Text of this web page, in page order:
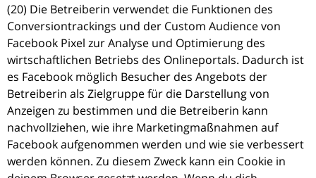
(20) Die Betreiberin verwendet die Funktionen des
Conversiontrackings und der Custom Audience von
Facebook Pixel zur Analyse und Optimierung des
wirtschaftlichen Betriebs des Onlineportals. Dadurch ist
es Facebook möglich Besucher des Angebots der
Betreiberin als Zielgruppe für die Darstellung von
Anzeigen zu bestimmen und die Betreiberin kann
nachvollziehen, wie ihre Marketingmaßnahmen auf
Facebook aufgenommen werden und wie sie verbessert
werden können. Zu diesem Zweck kann ein Cookie in